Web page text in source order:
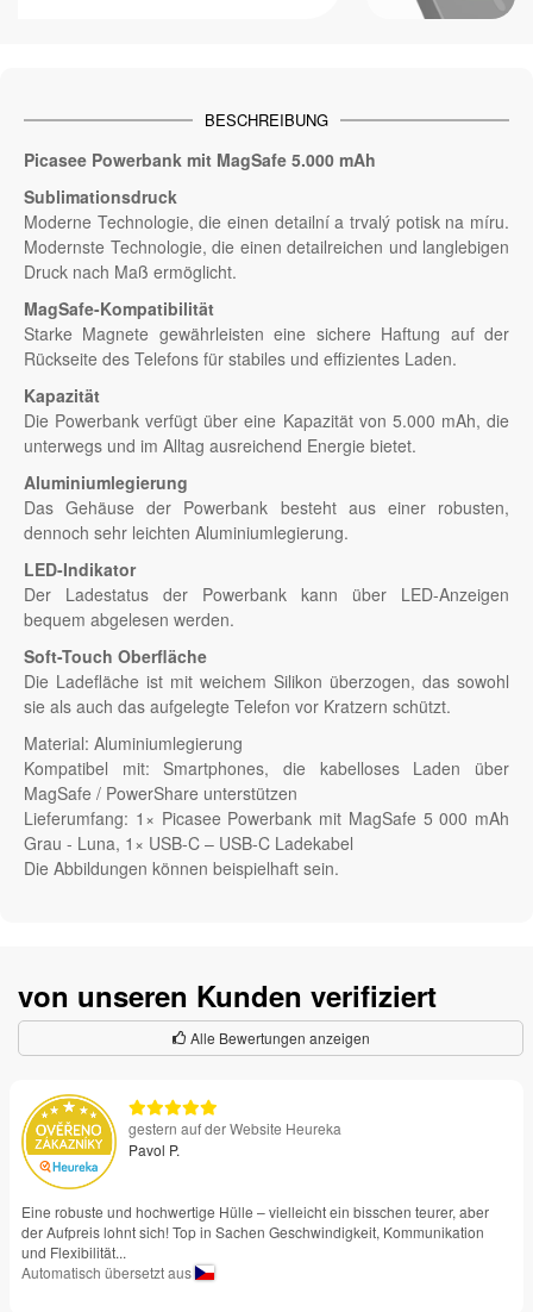
BESCHREIBUNG
Picasee Powerbank mit MagSafe 5.000 mAh
Sublimationsdruck
Moderne Technologie, die einen detailní a trvalý potisk na míru.
Modernste Technologie, die einen detailreichen und langlebigen
Druck nach Maß ermöglicht.
MagSafe-Kompatibilität
Starke Magnete gewährleisten eine sichere Haftung auf der
Rückseite des Telefons für stabiles und effizientes Laden.
Kapazität
Die Powerbank verfügt über eine Kapazität von 5.000 mAh, die
unterwegs und im Alltag ausreichend Energie bietet.
Aluminiumlegierung
Das Gehäuse der Powerbank besteht aus einer robusten,
dennoch sehr leichten Aluminiumlegierung.
LED-Indikator
Der Ladestatus der Powerbank kann über LED-Anzeigen
bequem abgelesen werden.
Soft-Touch Oberfläche
Die Ladefläche ist mit weichem Silikon überzogen, das sowohl
sie als auch das aufgelegte Telefon vor Kratzern schützt.
Material: Aluminiumlegierung
Kompatibel mit: Smartphones, die kabelloses Laden über
MagSafe / PowerShare unterstützen
Lieferumfang: 1× Picasee Powerbank mit MagSafe 5 000 mAh
Grau - Luna, 1× USB-C – USB-C Ladekabel
Die Abbildungen können beispielhaft sein.
von unseren Kunden verifiziert
Alle Bewertungen anzeigen
gestern auf der Website Heureka
Pavol P.
Eine robuste und hochwertige Hülle – vielleicht ein bisschen teurer, aber
der Aufpreis lohnt sich! Top in Sachen Geschwindigkeit, Kommunikation
und Flexibilität...
Automatisch übersetzt aus